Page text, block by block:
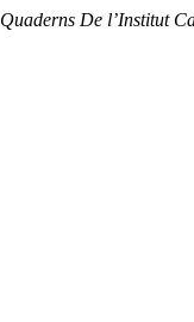
Quaderns De l’Institut